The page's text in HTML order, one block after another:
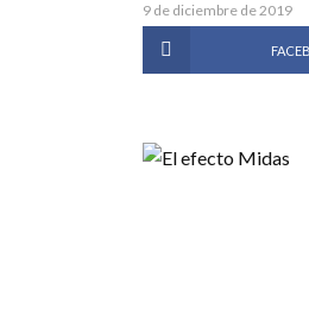
9 de diciembre de 2019